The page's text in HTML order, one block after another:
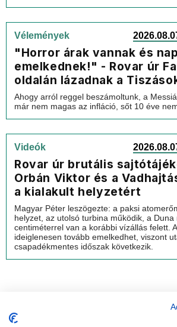
Vélemények
"Horror árak vannak és
emelkednek!" - Rovar úr
oldalán lázadnak a
Ahogy arról reggel beszámoltunk, a
már nem magas az infláció, sőt 10 éve nem
Videók
Rovar úr brutális
Orbán Viktor és a
a kialakult helyzetért
Magyar Péter leszögezte: a paksi
helyzet, az utolsó turbina működik, a Duna
centiméterrel van a korábbi vízállás felett.
ideiglenesen tovább emelkedhet, viszont
csapadékmentes időszak következik.